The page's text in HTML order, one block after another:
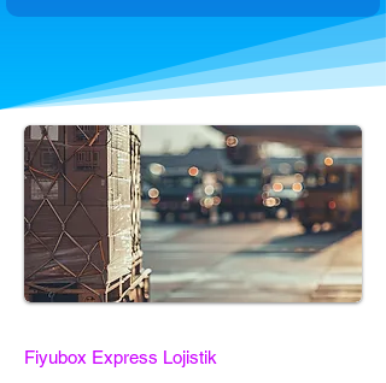
Fiyubox Express Lojistik